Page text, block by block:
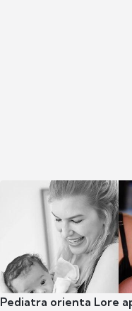
Pediatra orienta Lore